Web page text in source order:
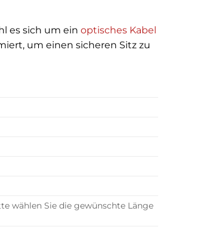
es sich um ein optisches Kabel
um einen sicheren Sitz zu
wählen Sie die gewünschte Länge